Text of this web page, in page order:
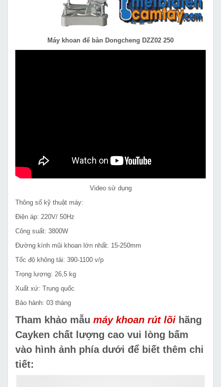
Máy khoan để bàn Dongcheng DZZ02 250
Video sử dụng
Thông số kỹ thuật máy:
Điện áp: 220V/ 50Hz
Công suất: 3800W
Đường kính mũi khoan lớn nhất: 15-250mm
Tốc độ không tải: 390-1100 v/p
Trọng lượng: 26,5 kg
Xuất xứ: Trung quốc
Bảo hành: 03 tháng
Tham khảo mẫu máy khoan rút lõi hãng
Cayken chất lượng cao vui lòng bấm
vào hình ảnh phía dưới để biết thêm chi
tiết: